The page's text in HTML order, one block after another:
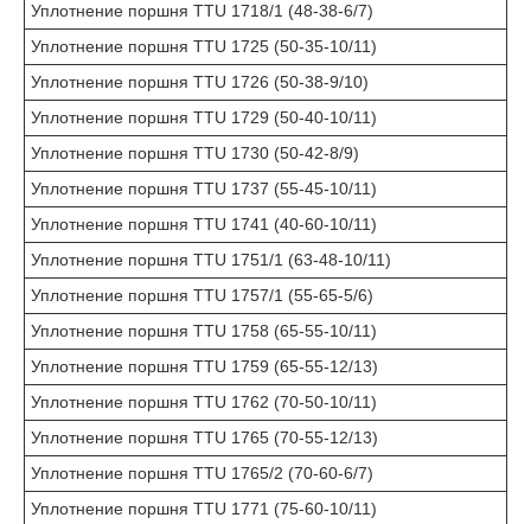
Уплотнение поршня TTU 1718/1 (48-38-6/7)
Уплотнение поршня TTU 1725 (50-35-10/11)
Уплотнение поршня TTU 1726 (50-38-9/10)
Уплотнение поршня TTU 1729 (50-40-10/11)
Уплотнение поршня TTU 1730 (50-42-8/9)
Уплотнение поршня TTU 1737 (55-45-10/11)
Уплотнение поршня TTU 1741 (40-60-10/11)
Уплотнение поршня TTU 1751/1 (63-48-10/11)
Уплотнение поршня TTU 1757/1 (55-65-5/6)
Уплотнение поршня TTU 1758 (65-55-10/11)
Уплотнение поршня TTU 1759 (65-55-12/13)
Уплотнение поршня TTU 1762 (70-50-10/11)
Уплотнение поршня TTU 1765 (70-55-12/13)
Уплотнение поршня TTU 1765/2 (70-60-6/7)
Уплотнение поршня TTU 1771 (75-60-10/11)